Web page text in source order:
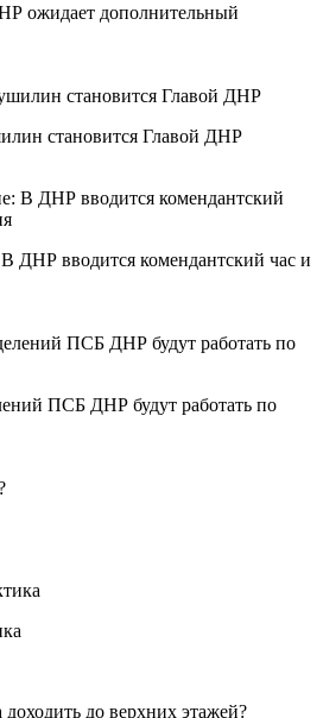
ожидает дополнительный
становится Главой ДНР
ДНР вводится комендантский час и
ПСБ ДНР будут работать по
до верхних этажей?